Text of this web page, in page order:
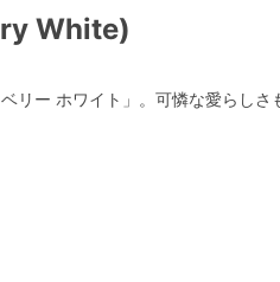
White)
ー ホワイト」。可憐な愛らし